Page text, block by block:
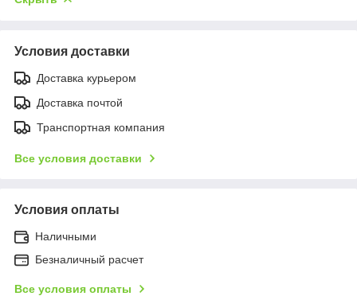
Условия доставки
Доставка курьером
Доставка почтой
Транспортная компания
Все условия доставки
Условия оплаты
Наличными
Безналичный расчет
Все условия оплаты